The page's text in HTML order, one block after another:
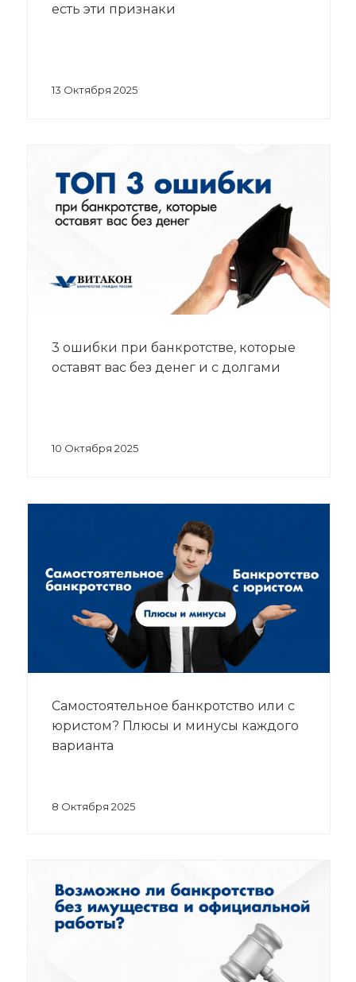
есть эти признаки
13 Октября 2025
3 ошибки при банкротстве, которые
оставят вас без денег и с долгами
10 Октября 2025
Самостоятельное банкротство или с
юристом? Плюсы и минусы каждого
варианта
8 Октября 2025